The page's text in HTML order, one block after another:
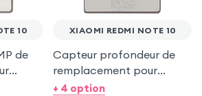
10
de
XIAOMI REDMI NOTE 10
Capteur profondeur de
remplacement pour
Xiaomi Redmi Note 10
+ 4 option